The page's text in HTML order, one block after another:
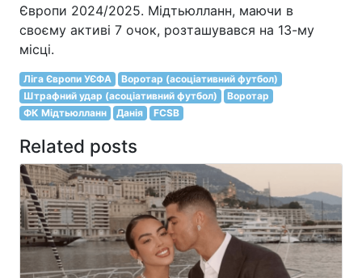
Європи 2024/2025. Мідтьюлланн, маючи в
своєму активі 7 очок, розташувався на 13-му
місці.
Ліга Європи УЄФА
Воротар (асоціативний футбол)
Штрафний удар (асоціативний футбол)
Воротар
ФК Мідтьюлланн
Данія FCSB
Related posts